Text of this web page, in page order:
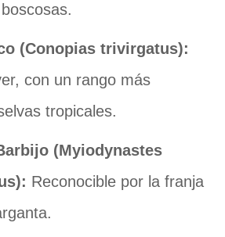
(Conopias trivirgatus):
con un rango más
tropicales.
(Myiodynastes
Reconocible por la franja